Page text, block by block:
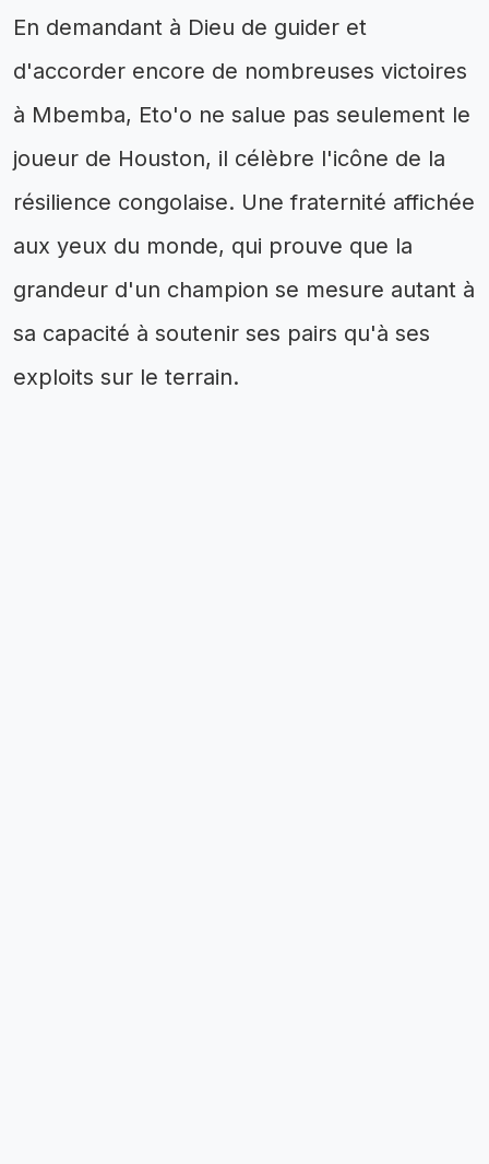
En demandant à Dieu de guider et
d'accorder encore de nombreuses victoires
à Mbemba, Eto'o ne salue pas seulement le
joueur de Houston, il célèbre l'icône de la
résilience congolaise. Une fraternité affichée
aux yeux du monde, qui prouve que la
grandeur d'un champion se mesure autant à
sa capacité à soutenir ses pairs qu'à ses
exploits sur le terrain.